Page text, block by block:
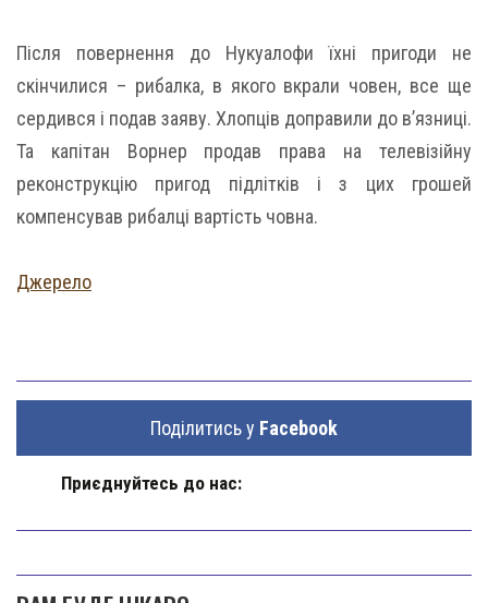
Після повернення до Нукуалофи їхні пригоди не
скінчилися – рибалка, в якого вкрали човен, все ще
сердився і подав заяву. Хлопців доправили до в’язниці.
Та капітан Ворнер продав права на телевізійну
реконструкцію пригод підлітків і з цих грошей
компенсував рибалці вартість човна.
Джерело
Поділитись у Facebook
Приєднуйтесь до нас: